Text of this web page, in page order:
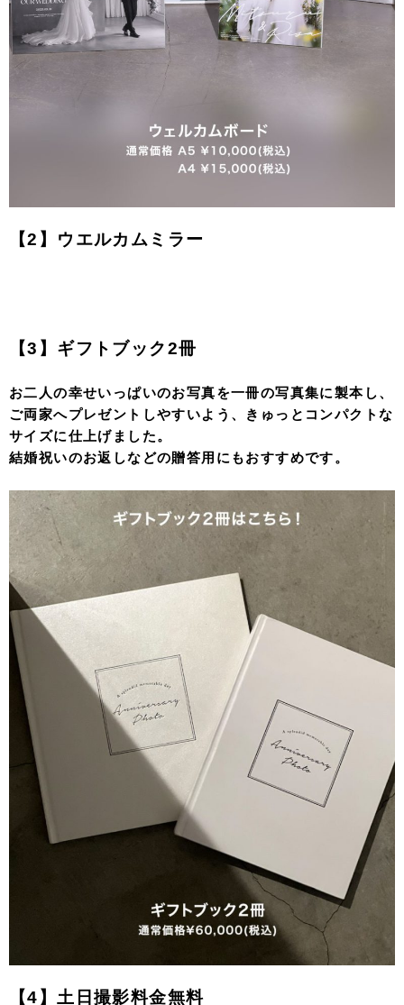
【2】ウエルカムミラー
【3】ギフトブック2冊
お二人の幸せいっぱいのお写真を一冊の写真集に製本し、
ご両家へプレゼントしやすいよう、きゅっとコンパクトな
サイズに仕上げました。
結婚祝いのお返しなどの贈答用にもおすすめです。
【4】土日撮影料金無料